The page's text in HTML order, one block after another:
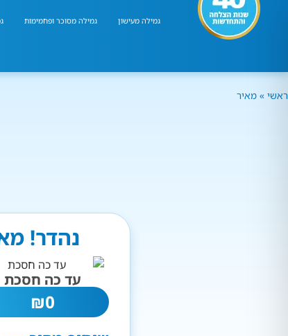
גמילה מעישון גמילה מסוכר ופחמימות
ראשי » מאיר
נהדר!
עד כה חסכת
0
₪